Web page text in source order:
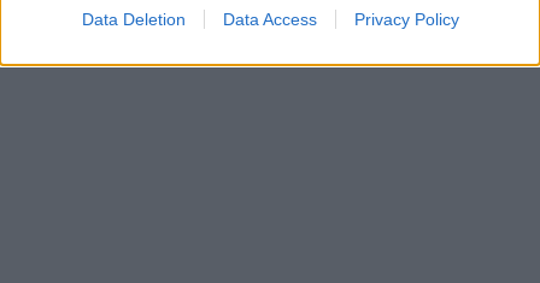
Data Deletion Data Access Privacy Policy